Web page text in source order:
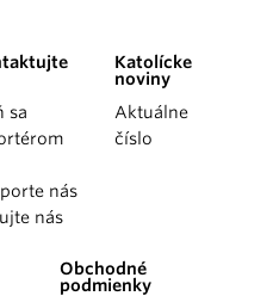
sa
nás
nás
Katolícke
noviny
Aktuálne
číslo
Obchodné
podmienky